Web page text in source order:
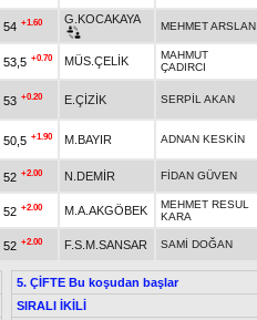
54 +1.60 G.KOCAKAYA
MEHMET ARSLAN
53,5 +0.70 MÜS.ÇELİK
MAHMUT
ÇADIRCI
53 +0.20 E.ÇİZİK SERPİL AKAN
50,5 +1.90 M.BAYIR ADNAN KESKİN
52 +2.00 N.DEMİR FİDAN GÜVEN
52 +2.00 M.A.AKGÖBEK
MEHMET RESUL
KARA
52 +2.00 F.S.M.SANSAR SAMİ DOĞAN
5. ÇİFTE Bu koşudan başlar
SIRALI İKİLİ